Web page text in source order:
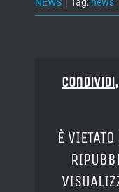
NEWS | Tag: news
È